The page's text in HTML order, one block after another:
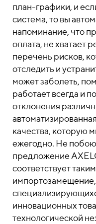
план-графики, и
система, то вы
напоминание, что
оплата, не хватает
перечень рисков,
отследить и
может заболеть,
работает всегда и
отклонения
качества, которую
ежегодно. Не
предложение
соответствует
импортозамещение,
инновационных
технологической